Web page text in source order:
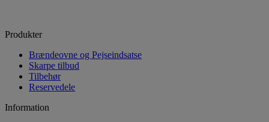
Produkter
Brændeovne og Pejseindsatse
Skarpe tilbud
Tilbehør
Reservedele
Information